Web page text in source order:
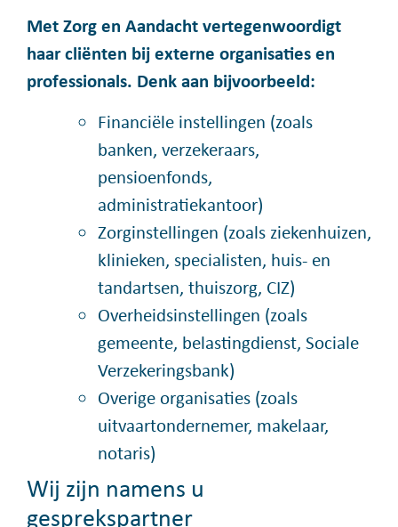
Met Zorg en Aandacht vertegenwoordigt
haar cliënten bij externe organisaties en
professionals. Denk aan bijvoorbeeld:
Financiële instellingen (zoals
banken, verzekeraars,
pensioenfonds,
administratiekantoor)
Zorginstellingen (zoals ziekenhuizen,
klinieken, specialisten, huis- en
tandartsen, thuiszorg, CIZ)
Overheidsinstellingen (zoals
gemeente, belastingdienst, Sociale
Verzekeringsbank)
Overige organisaties (zoals
uitvaartondernemer, makelaar,
notaris)
Wij zijn namens u
gesprekspartner